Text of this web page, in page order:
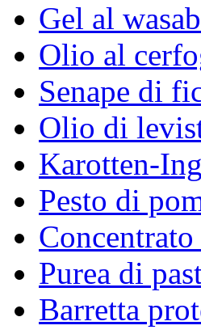
Gel al
Olio al
Senape di
Olio di
Karotten-
Pesto di
Purea di
Barretta